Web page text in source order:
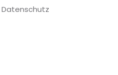
Datenschutz